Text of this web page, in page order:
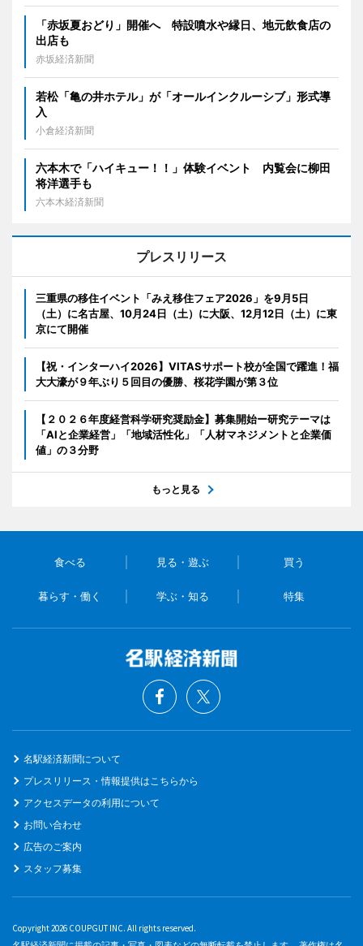
「赤坂夏おどり」開催へ 特設噴水や縁日、地元飲食店の
出店も
赤坂経済新聞
若松「亀の井ホテル」が「オールインクルーシブ」形式導
入
小倉経済新聞
六本木で「ハイキュー！！」体験イベント 内覧会に柳田
将洋選手も
六本木経済新聞
プレスリリース
三重県の移住イベント「みえ移住フェア2026」を9月5日
（土）に名古屋、10月24日（土）に大阪、12月12日（土）に東
京にて開催
【祝・インターハイ2026】VITASサポート校が全国で躍進！福
大大濠が９年ぶり５回目の優勝、桜花学園が第３位
【２０２６年度経営科学研究奨励金】募集開始ー研究テーマは
「AIと企業経営」「地域活性化」「人材マネジメントと企業価
値」の３分野
もっと見る
食べる 見る・遊ぶ 買う
暮らす・働く 学ぶ・知る 特集
名駅経済新聞について
プレスリリース・情報提供はこちらから
アクセスデータの利用について
お問い合わせ
広告のご案内
スタッフ募集
Copyright 2026 COUPGUT INC. All rights reserved.